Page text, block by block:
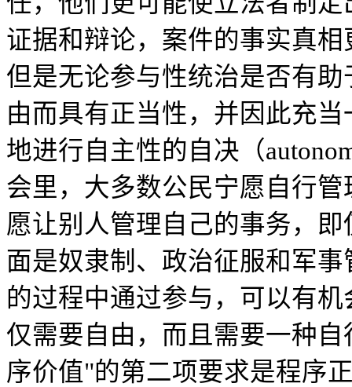
证据和辩论，案件的事实真
但是无论参与性统治是否有
由而具有正当性，并因此充
地进行自主性的自决（
会里，大多数公民宁愿自行
愿让别人管理自己的事务，
面是奴隶制、政治征服和军
的过程中通过参与，可以有
仅需要自由，而且需要一
序价值"的第二项要求是程序